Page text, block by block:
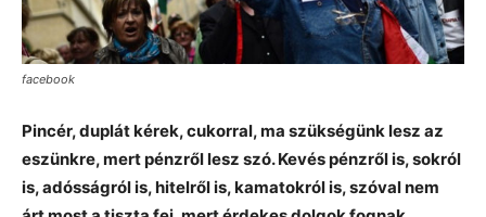
facebook
Pincér, duplát kérek, cukorral, ma szükségünk lesz az
eszünkre, mert pénzről lesz szó. Kevés pénzről is, sokról
is, adósságról is, hitelről is, kamatokról is, szóval nem